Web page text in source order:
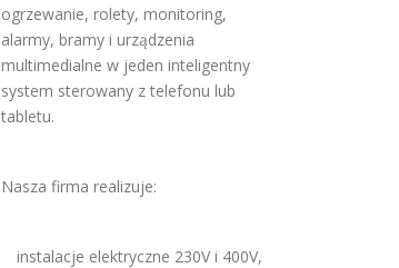
ogrzewanie, rolety, monitoring,
alarmy, bramy i urządzenia
multimedialne w jeden inteligentny
system sterowany z telefonu lub
tabletu.
Nasza firma realizuje:
instalacje elektryczne 230V i 400V,